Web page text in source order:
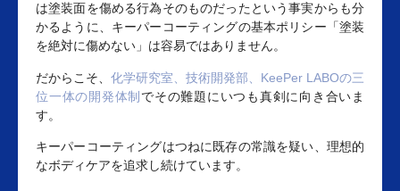
は塗装面を傷める行為そのものだったという事実からも分
かるように、キーパーコーティングの基本ポリシー「塗装
を絶対に傷めない」は容易ではありません。
だからこそ、 化学研究室、技術開発部、KeePer LABOの三
位一体の開発体制でその難題にいつも真剣に向き合いま
す。
キーパーコーティングはつねに既存の常識を疑い、理想的
なボディケアを追求し続けています。